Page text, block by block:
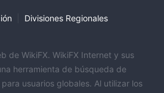
Divisiones Regionales
de WikiFX. WikiFX Internet y sus
herramienta de búsqueda de
usuarios globales. Al utilizar los